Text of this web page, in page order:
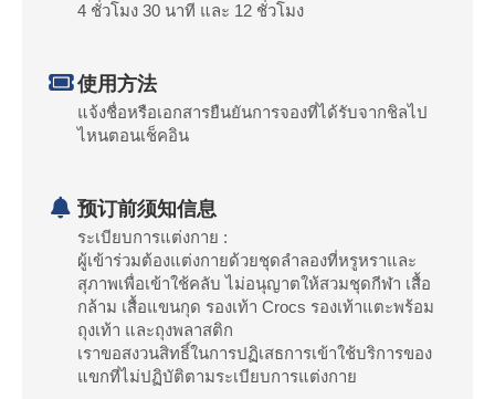
4 ชั่วโมง 30 นาที และ 12 ชั่วโมง
使用方法
แจ้งชื่อหรือเอกสารยืนยันการจองที่ได้รับจากชิลไป
ไหนตอนเช็คอิน
预订前须知信息
ระเบียบการแต่งกาย :
ผู้เข้าร่วมต้องแต่งกายด้วยชุดลำลองที่หรูหราและ
สุภาพเพื่อเข้าใช้คลับ ไม่อนุญาตให้สวมชุดกีฬา เสื้อ
กล้าม เสื้อแขนกุด รองเท้า Crocs รองเท้าแตะพร้อม
ถุงเท้า และถุงพลาสติก
เราขอสงวนสิทธิ์ในการปฏิเสธการเข้าใช้บริการของ
แขกที่ไม่ปฏิบัติตามระเบียบการแต่งกาย